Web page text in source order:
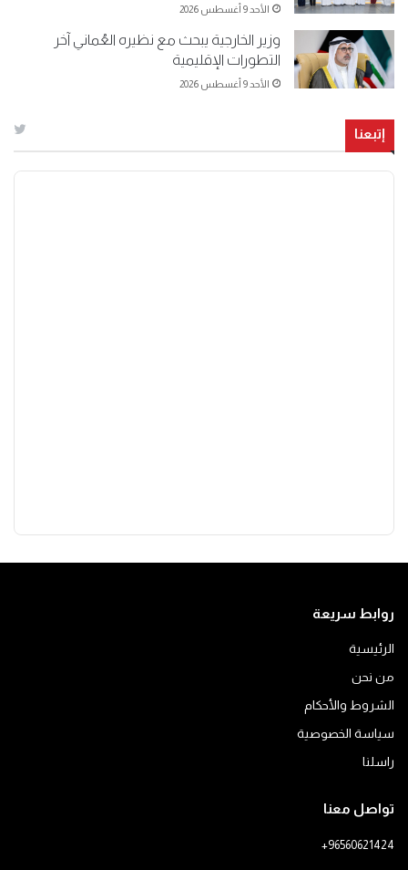
الأحد 9 أغسطس 2026
وزير الخارجية يبحث مع نظيره العُماني آخر
التطورات الإقليمية
الأحد 9 أغسطس 2026
إتبعنا
روابط سريعة
الرئيسية
من نحن
الشروط والأحكام
سياسة الخصوصية
راسلنا
تواصل معنا
+96560621424